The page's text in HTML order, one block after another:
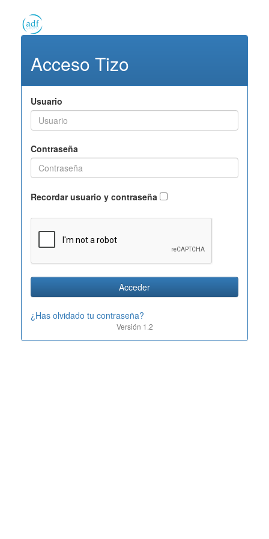
Acceso Tizo
Usuario
Contraseña
Recordar usuario y contraseña
¿Has olvidado tu contraseña?
Versión 1.2